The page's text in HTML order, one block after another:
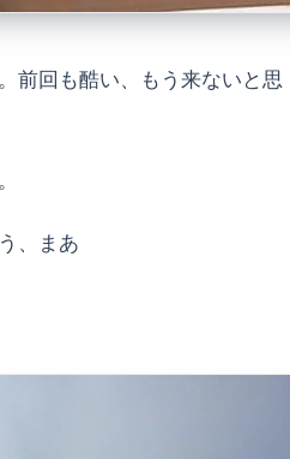
前回も酷い、もう来ないと思
、まあ